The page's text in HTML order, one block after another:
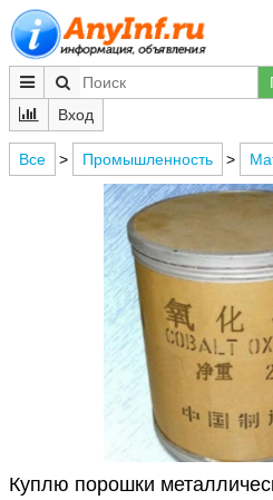
Вход
Все > Промышленность >
Куплю порошки